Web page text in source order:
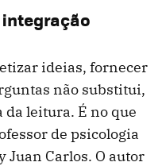
integração
ideias, fornecer
não substitui,
leitura. É no que
de psicologia
Juan Carlos. O autor